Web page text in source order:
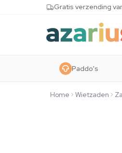
Skip to content Gratis verzending
Paddo's
Home Wietzaden